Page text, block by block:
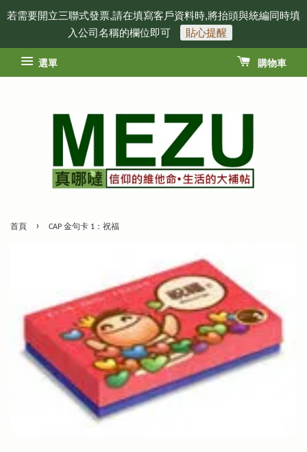
若需要開立三聯式發票,請在填寫客戶資料時,將抬頭與統編同時填
入公司名稱的欄位即可
貼心提醒
選單 購物車
首頁 › CAP 金句卡 1：祝福